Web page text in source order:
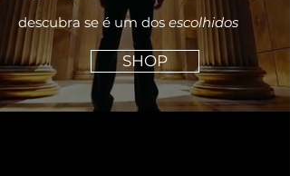
descubra se é um dos escolhidos
SHOP